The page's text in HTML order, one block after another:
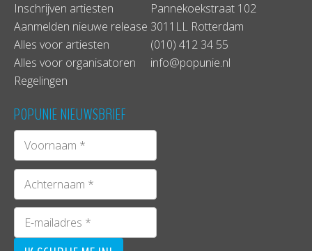
Inschrijven artiesten
Aanmelden nieuwe release
Alles voor artiesten
Alles voor organisatoren
Regelingen
Pannekoekstraat 102
3011LL Rotterdam
(010) 412 34 55
info@popunie.nl
POPUNIE NIEUWSBRIEF